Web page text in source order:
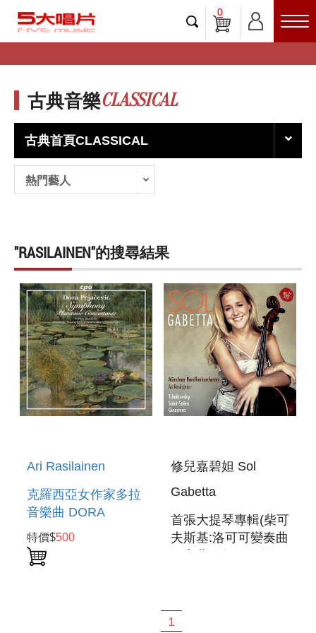
0
古典音樂CLASSICAL
古典首頁CLASSICAL
熱門藝人
"RASILAINEN"的搜尋結果
Ari Rasilainen
克羅西亞女作家多拉
音樂曲 DORA
PEJACEVIC:
SYMPHONY/PHANTASIE
CONCERTANTE
特價$500
修兒嘉碧妲 Sol
Gabetta
首張大提琴專輯(柴可
夫斯基:洛可可變奏曲
GABETTA
1